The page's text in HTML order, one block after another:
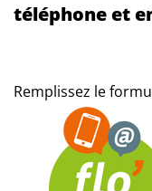
téléphone et
Remplissez le